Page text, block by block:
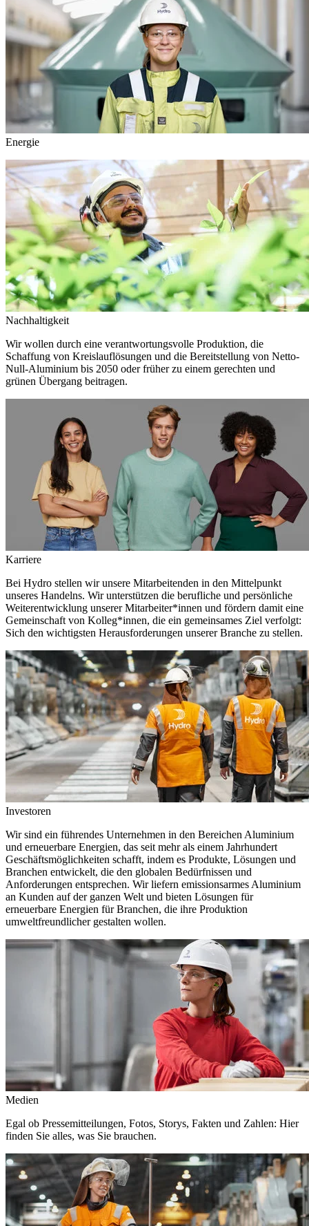
Energie
Nachhaltigkeit
Wir wollen durch eine verantwortungsvolle Produktion, die
Schaffung von Kreislauflösungen und die Bereitstellung von Netto-
Null-Aluminium bis 2050 oder früher zu einem gerechten und
grünen Übergang beitragen.
Karriere
Bei Hydro stellen wir unsere Mitarbeitenden in den Mittelpunkt
unseres Handelns. Wir unterstützen die berufliche und persönliche
Weiterentwicklung unserer Mitarbeiter*innen und fördern damit eine
Gemeinschaft von Kolleg*innen, die ein gemeinsames Ziel verfolgt:
Sich den wichtigsten Herausforderungen unserer Branche zu stellen.
Investoren
Wir sind ein führendes Unternehmen in den Bereichen Aluminium
und erneuerbare Energien, das seit mehr als einem Jahrhundert
Geschäftsmöglichkeiten schafft, indem es Produkte, Lösungen und
Branchen entwickelt, die den globalen Bedürfnissen und
Anforderungen entsprechen. Wir liefern emissionsarmes Aluminium
an Kunden auf der ganzen Welt und bieten Lösungen für
erneuerbare Energien für Branchen, die ihre Produktion
umweltfreundlicher gestalten wollen.
Medien
Egal ob Pressemitteilungen, Fotos, Storys, Fakten und Zahlen: Hier
finden Sie alles, was Sie brauchen.